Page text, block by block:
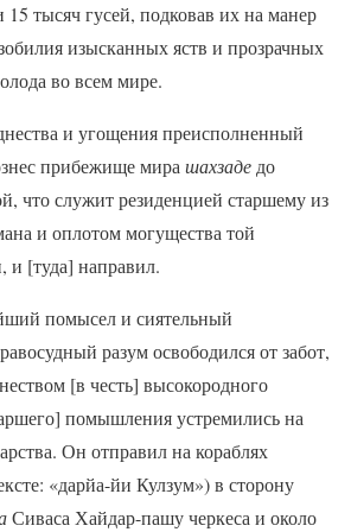
тысяч гусей, подковав их на манер
изысканных яств и прозрачных
во всем мире.
и угощения преисполненный
прибежище мира шахзаде до
что служит резиденцией старшему из
и оплотом могущества той
и [туда] направил.
помысел и сиятельный
разум освободился от забот,
[в честь] высокородного
помышления устремились на
Он отправил на кораблях
«дарйа-йи Кулзум») в сторону
Сиваса Хайдар-пашу черкеса и около